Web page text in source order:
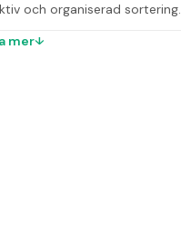
och organiserad sortering.
mer